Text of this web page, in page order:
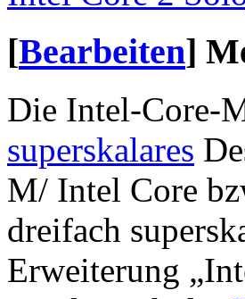
[Bearbeiten]
Die Intel-Core-
superskalares
M/ Intel Core
dreifach
Erweiterung